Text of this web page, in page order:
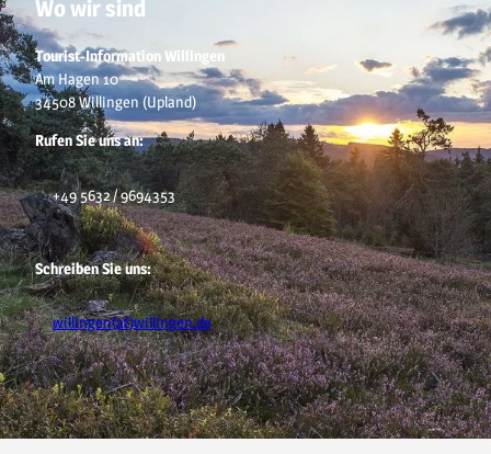
Wo wir sind
Tourist-Information Willingen
Am Hagen 10
34508 Willingen (Upland)
Rufen Sie uns an:
+49 5632 / 9694353
Schreiben Sie uns:
willingen(at)willingen.de
F
a
c
P
i
n
Y
o
u
I
n
s